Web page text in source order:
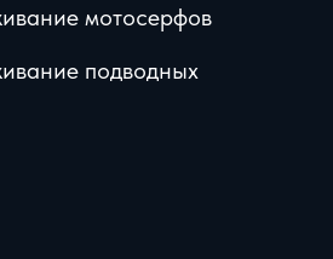
мотосерфов
подводных